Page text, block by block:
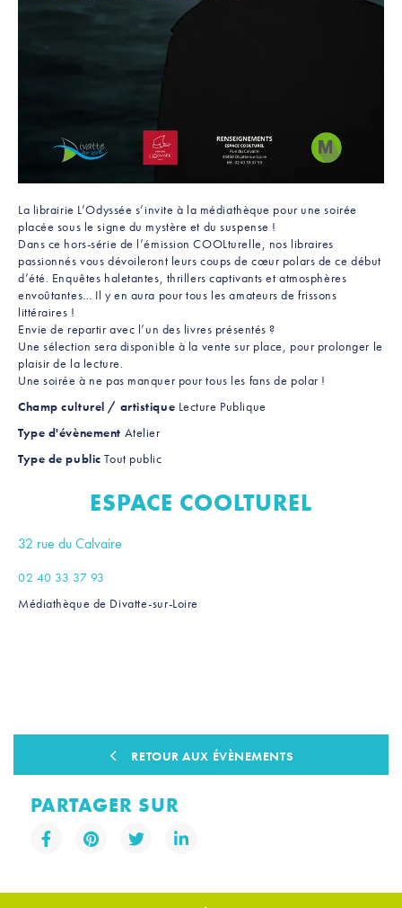
La librairie L’Odyssée s’invite à la médiathèque pour une soirée
placée sous le signe du mystère et du suspense !
Dans ce hors-série de l’émission COOLturelle, nos libraires
passionnés vous dévoileront leurs coups de cœur polars de ce début
d’été. Enquêtes haletantes, thrillers captivants et atmosphères
envoûtantes… Il y en aura pour tous les amateurs de frissons
littéraires !
Envie de repartir avec l’un des livres présentés ?
Une sélection sera disponible à la vente sur place, pour prolonger le
plaisir de la lecture.
Une soirée à ne pas manquer pour tous les fans de polar !
Champ culturel / artistique Lecture Publique
Type d'évènement Atelier
Type de publicTout public
ESPACE COOLTUREL
32 rue du Calvaire
02 40 33 37 93
Médiathèque de Divatte-sur-Loire
RETOUR AUX ÉVÈNEMENTS
PARTAGER SUR